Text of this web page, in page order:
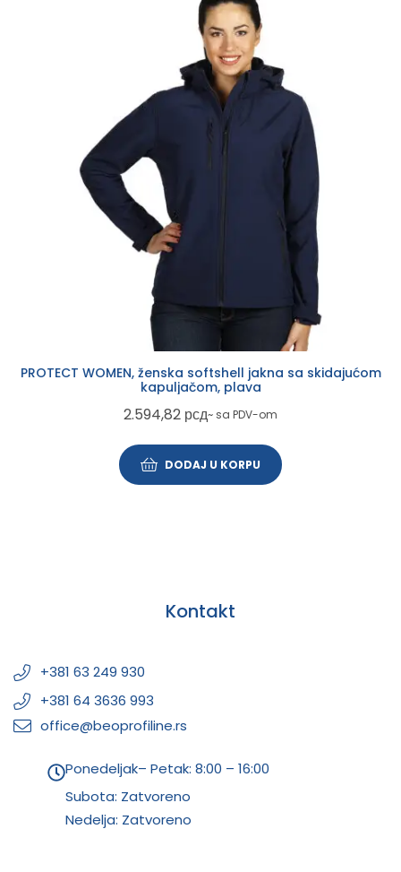
PROTECT WOMEN, ženska softshell jakna sa skidajućom
kapuljačom, plava
2.594,82 рсд~ sa PDV-om
DODAJ U KORPU
Kontakt
+381 63 249 930
+381 64 3636 993
office@beoprofiline.rs
Ponedeljak– Petak: 8:00 – 16:00
Subota: Zatvoreno
Nedelja: Zatvoreno